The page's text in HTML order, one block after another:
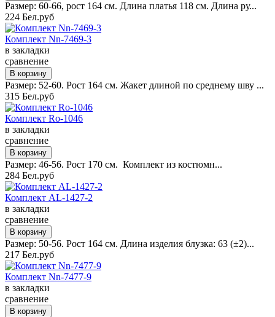
Размер: 60-66, рост 164 см. Длина платья 118 см. Длина ру...
224 Бел.руб
Комплект Nn-7469-3
в закладки
сравнение
Размер: 52-60. Рост 164 см. Жакет длиной по среднему шву ...
315 Бел.руб
Комплект Ro-1046
в закладки
сравнение
Размер: 46-56. Рост 170 см. Комплект из костюмн...
284 Бел.руб
Комплект AL-1427-2
в закладки
сравнение
Размер: 50-56. Рост 164 см. Длина изделия блузка: 63 (±2)...
217 Бел.руб
Комплект Nn-7477-9
в закладки
сравнение